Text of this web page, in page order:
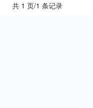
共 1 页/1 条记录